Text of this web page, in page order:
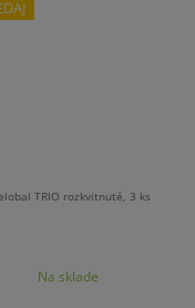
TRIO rozkvitnuté, 3 ks
Na sklade